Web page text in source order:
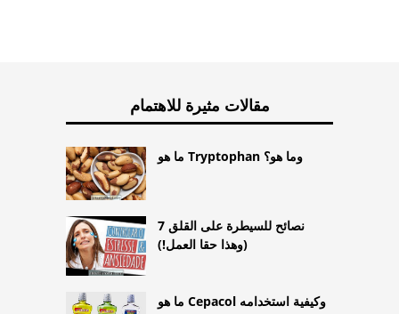
مقالات مثيرة للاهتمام
ما هو Tryptophan وما هو؟
7 نصائح للسيطرة على القلق
(وهذا حقا العمل!)
ما هو Cepacol وكيفية استخدامه